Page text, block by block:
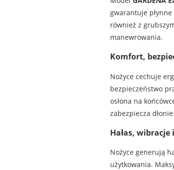
gwarantuje płynne
również z
manewrowania.
Komfort,
Nożyce cechuje
bezpieczeństwo
osłona na
zabezpiecza
Hałas,
Nożyce generują
użytkowania.